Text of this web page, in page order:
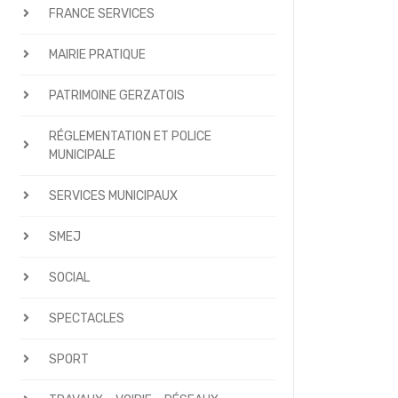
FRANCE SERVICES
MAIRIE PRATIQUE
PATRIMOINE GERZATOIS
RÉGLEMENTATION ET POLICE
MUNICIPALE
SERVICES MUNICIPAUX
SMEJ
SOCIAL
SPECTACLES
SPORT